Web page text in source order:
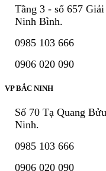
Tầng 3 - số 657
Ninh Bình.
0985 103 666
0906 020 090
VP BẮC NINH
Số 70 Tạ Quang
Ninh.
0985 103 666
0906 020 090